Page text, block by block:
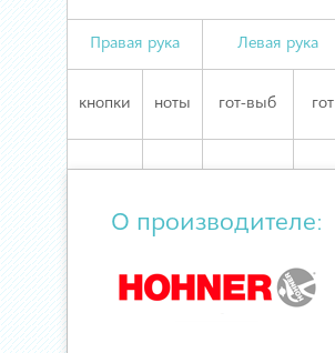
Правая рука Левая рука
кнопки ноты гот-выб гот
О производителе: